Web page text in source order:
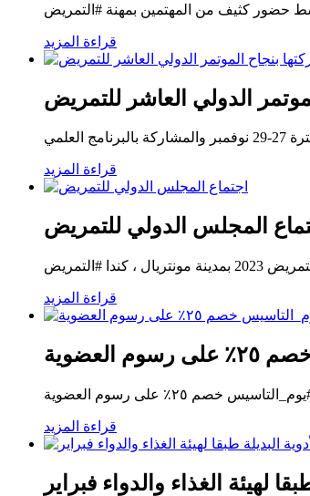
قراءة المزيد
الدولي العاشر للتمريض
قراءة المزيد
المجلس الدولي للتمريض
قراءة المزيد
خصم ٢٥٪ على رسوم العضوية
قراءة المزيد
لهيئة الغذاء والدواء فبراير